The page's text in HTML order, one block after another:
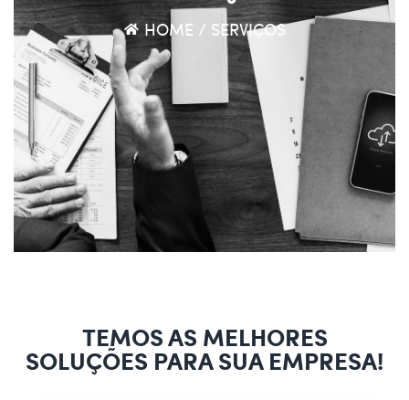
HOME / SERVIÇOS
TEMOS AS MELHORES
SOLUÇÕES PARA SUA EMPRESA!